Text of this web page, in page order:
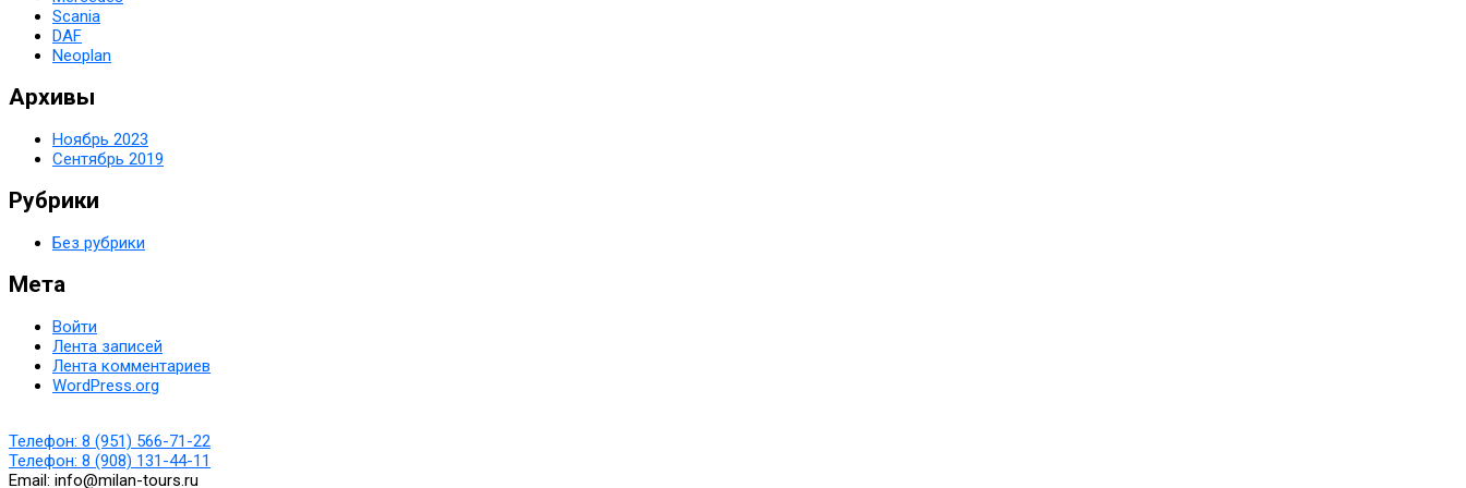
Scania
DAF
Neoplan
Архивы
Ноябрь 2023
Сентябрь 2019
Рубрики
Без рубрики
Мета
Войти
Лента записей
Лента комментариев
WordPress.org
Телефон: 8 (951) 566-71-22
Телефон: 8 (908) 131-44-11
Email: info@milan-tours.ru